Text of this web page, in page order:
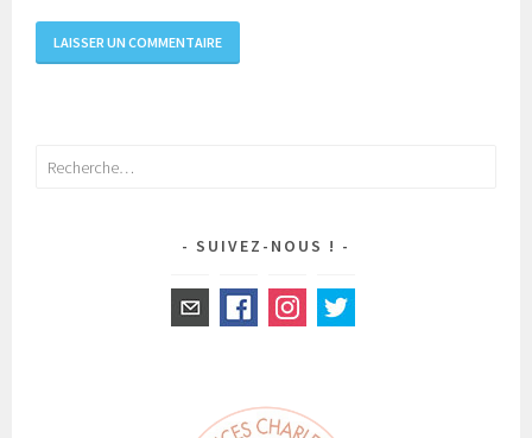
Rechercher :
SUIVEZ-NOUS !